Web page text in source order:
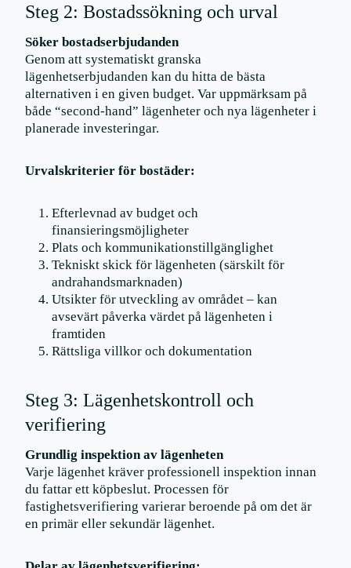
Steg 2: Bostadssökning och urval
Söker bostadserbjudanden
Genom att systematiskt granska
lägenhetserbjudanden kan du hitta de bästa
alternativen i en given budget. Var uppmärksam på
både “second-hand” lägenheter och nya lägenheter i
planerade investeringar.
Urvalskriterier för bostäder:
Efterlevnad av budget och
finansieringsmöjligheter
Plats och kommunikationstillgänglighet
Tekniskt skick för lägenheten (särskilt för
andrahandsmarknaden)
Utsikter för utveckling av området – kan
avsevärt påverka värdet på lägenheten i
framtiden
Rättsliga villkor och dokumentation
Steg 3: Lägenhetskontroll och
verifiering
Grundlig inspektion av lägenheten
Varje lägenhet kräver professionell inspektion innan
du fattar ett köpbeslut. Processen för
fastighetsverifiering varierar beroende på om det är
en primär eller sekundär lägenhet.